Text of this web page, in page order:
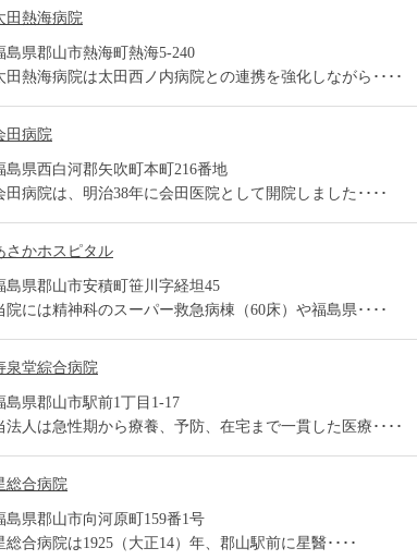
田熱海病院
島県郡山市熱海町熱海5-240
田熱海病院は太田西ノ内病院との連携を強化しながら････
田病院
島県西白河郡矢吹町本町216番地
田病院は、明治38年に会田医院として開院しました････
さかホスピタル
島県郡山市安積町笹川字経坦45
院には精神科のスーパー救急病棟（60床）や福島県････
泉堂綜合病院
島県郡山市駅前1丁目1-17
法人は急性期から療養、予防、在宅まで一貫した医療････
総合病院
島県郡山市向河原町159番1号
総合病院は1925（大正14）年、郡山駅前に星醫････